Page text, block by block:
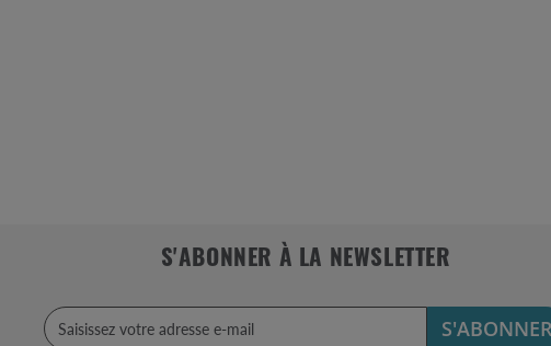
S'ABONNER À LA NEWSLETTER